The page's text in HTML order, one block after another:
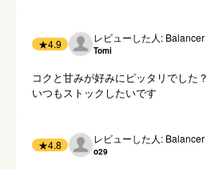
★4.9 レビューした人: Balancer
Tomi
コクと甘みが好みにピッタリでした？
いつもストックしたいです
★4.8 レビューした人: Balancer
o29